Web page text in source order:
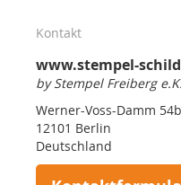
Kontakt
www.stempel-
by Stempel Freiberg e.K.
Werner-Voss-Damm 54b
12101 Berlin
Deutschland